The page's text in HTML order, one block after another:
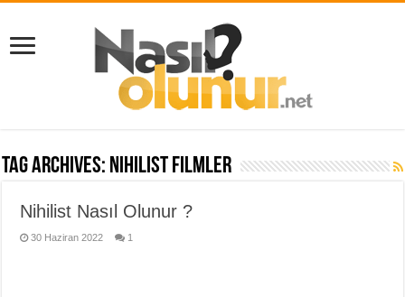
Tag Archives: nihilist filmler
Nihilist Nasıl Olunur ?
30 Haziran 2022 1